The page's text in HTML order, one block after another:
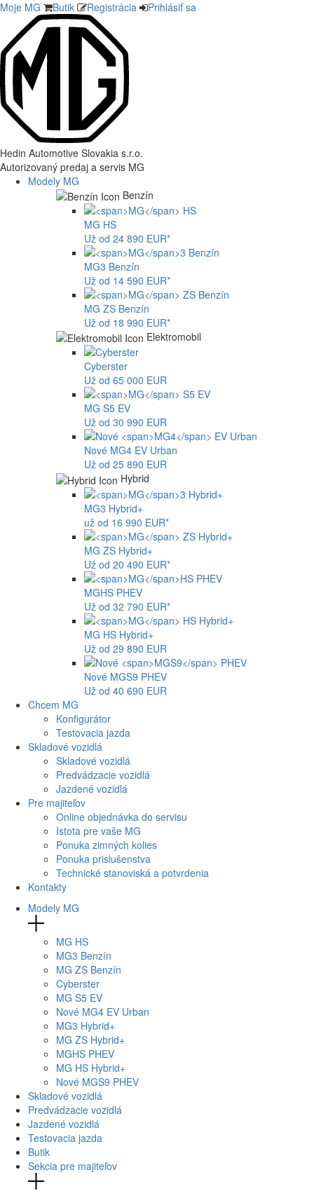
Moje MG Butik Registrácia Prihlásiť sa
Hedin Automotive Slovakia s.r.o.
Autorizovaný predaj a servis MG
Modely MG
Benzín
MG HS
Už od 24 890 EUR*
MG3 Benzín
Už od 14 590 EUR*
MG ZS Benzín
Už od 18 990 EUR*
Elektromobil
Cyberster
Už od 65 000 EUR
MG S5 EV
Už od 30 990 EUR
Nové MG4 EV Urban
Už od 25 890 EUR
Hybrid
MG3 Hybrid+
už od 16 990 EUR*
MG ZS Hybrid+
Už od 20 490 EUR*
MGHS PHEV
Už od 32 790 EUR*
MG HS Hybrid+
Už od 29 890 EUR
Nové MGS9 PHEV
Už od 40 690 EUR
Chcem MG
Konfigurátor
Testovacia jazda
Skladové vozidlá
Skladové vozidlá
Predvádzacie vozidlá
Jazdené vozidlá
Pre majiteľov
Online objednávka do servisu
Istota pre vaše MG
Ponuka zimných kolies
Ponuka prislušenstva
Technické stanoviská a potvrdenia
Kontakty
Modely MG
MG HS
MG3 Benzín
MG ZS Benzín
Cyberster
MG S5 EV
Nové MG4 EV Urban
MG3 Hybrid+
MG ZS Hybrid+
MGHS PHEV
MG HS Hybrid+
Nové MGS9 PHEV
Skladové vozidlá
Predvádzacie vozidlá
Jazdené vozidlá
Testovacia jazda
Butik
Sekcia pre majiteľov